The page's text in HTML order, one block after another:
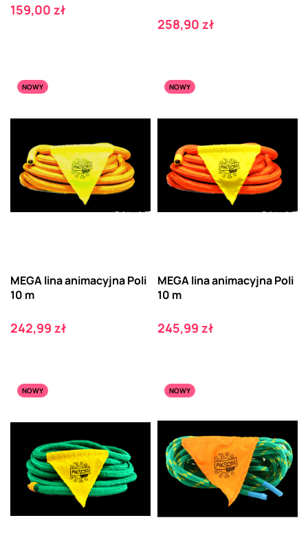
Cena
159,00 zł
Cena
258,90 zł
NOWY
MEGA lina animacyjna Poli
10 m
Cena
242,99 zł
NOWY
MEGA lina animacyjna Poli
10 m
Cena
245,99 zł
NOWY NOWY